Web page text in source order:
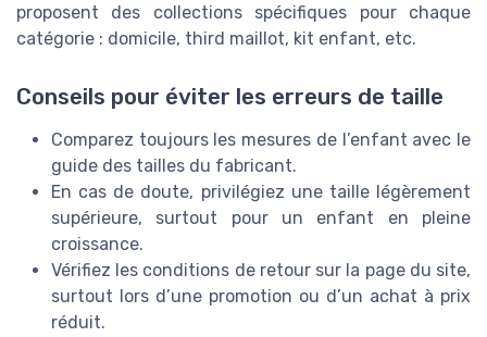
proposent des collections spécifiques pour chaque
catégorie : domicile, third maillot, kit enfant, etc.
Conseils pour éviter les erreurs de taille
Comparez toujours les mesures de l’enfant avec le
guide des tailles du fabricant.
En cas de doute, privilégiez une taille légèrement
supérieure, surtout pour un enfant en pleine
croissance.
Vérifiez les conditions de retour sur la page du site,
surtout lors d’une promotion ou d’un achat à prix
réduit.